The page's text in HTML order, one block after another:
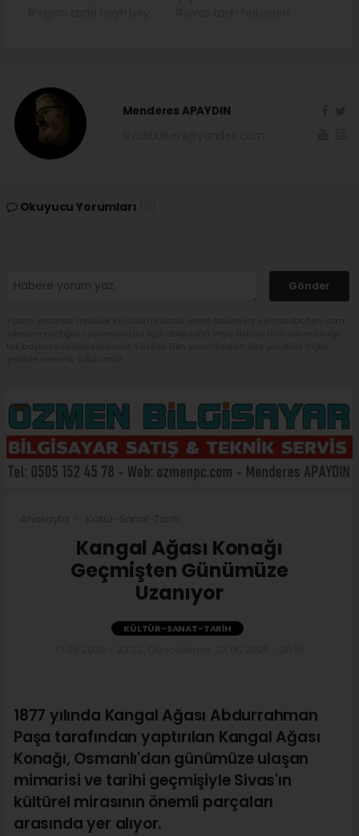
Menderes APAYDIN
Okuyucu Yorumları
Gönder
Kangal Ağası Konağı
Geçmişten Günümüze
Uzanıyor
KÜLTÜR-SANAT-TARIH
1877 yılında Kangal Ağası Abdurrahman
Paşa tarafından yaptırılan Kangal Ağası
Konağı, Osmanlı'dan günümüze ulaşan
mimarisi ve tarihi geçmişiyle Sivas'ın
kültürel mirasının önemli parçaları
arasında yer alıyor.